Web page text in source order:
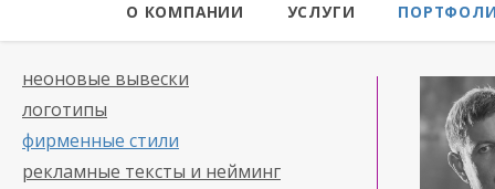
О КОМПАНИИ УСЛУГИ
неоновые вывески
логотипы
фирменные стили
рекламные тексты и нейминг